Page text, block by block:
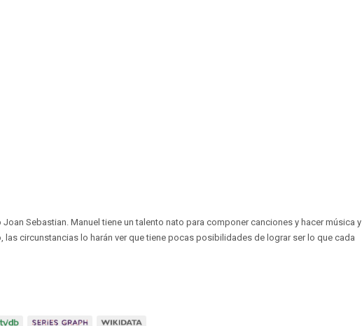
Sebastian. Manuel tiene un talento nato para componer canciones y hacer música y
las circunstancias lo harán ver que tiene pocas posibilidades de lograr ser lo que cada